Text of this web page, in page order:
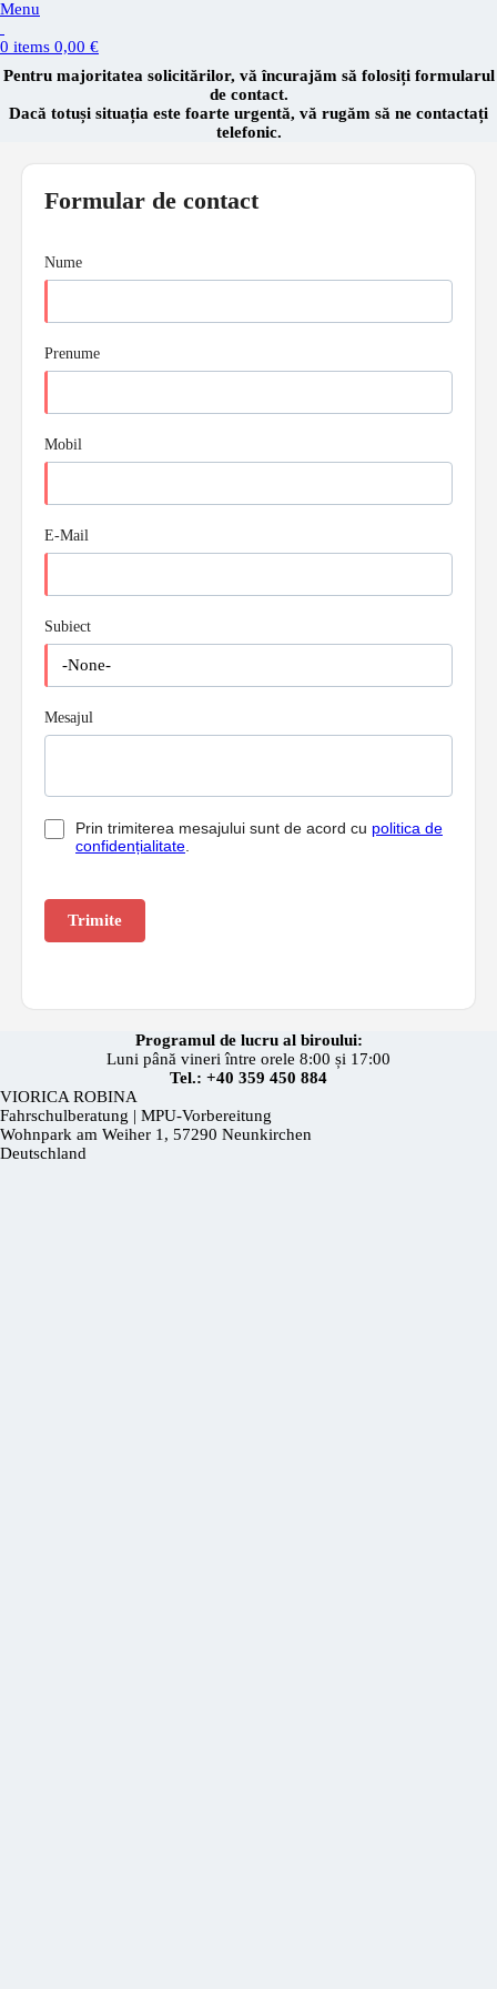
Menu
0 items 0,00 €
Pentru majoritatea solicitărilor, vă încurajăm să folosiți formularul
de contact.
Dacă totuși situația este foarte urgentă, vă rugăm să ne contactați
telefonic.
Formular de contact
Nume
Prenume
Mobil
E-Mail
Subiect
Mesajul
Prin trimiterea mesajului sunt de acord cu politica de
confidențialitate
Programul de lucru al biroului:
Luni până vineri între orele 8:00 și 17:00
Tel.: +40 359 450 884
VIORICA ROBINA
Fahrschulberatung | MPU-Vorbereitung
Wohnpark am Weiher 1, 57290 Neunkirchen
Deutschland